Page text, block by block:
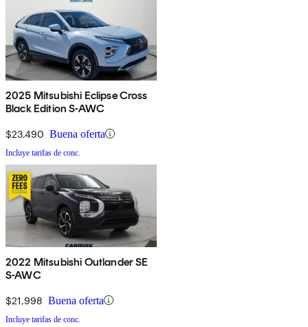
2025 Mitsubishi Eclipse Cross
Black Edition S-AWC
$23,490 Buena oferta
Incluye tarifas de conc.
2022 Mitsubishi Outlander SE
S-AWC
$21,998 Buena oferta
Incluye tarifas de conc.